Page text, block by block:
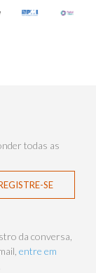
todas as
SE
da conversa,
entre em